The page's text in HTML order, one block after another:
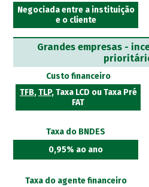
Negociada entre a instituição
e o cliente
Grandes empresas -
Custo financeiro
TFB,TLP, Taxa LCD ou Taxa Pré
FAT
Taxa do BNDES
0,95% ao ano
Taxa do agente financeiro